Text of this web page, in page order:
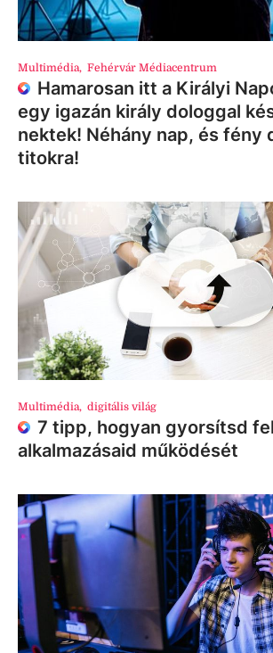
Multimédia, Fehérvár Médiacentrum
Hamarosan itt a Királyi
egy igazán király dologgal
nektek! Néhány nap, és fény
titokra!
Multimédia, digitális világ
7 tipp, hogyan gyorsítsd
alkalmazásaid működését